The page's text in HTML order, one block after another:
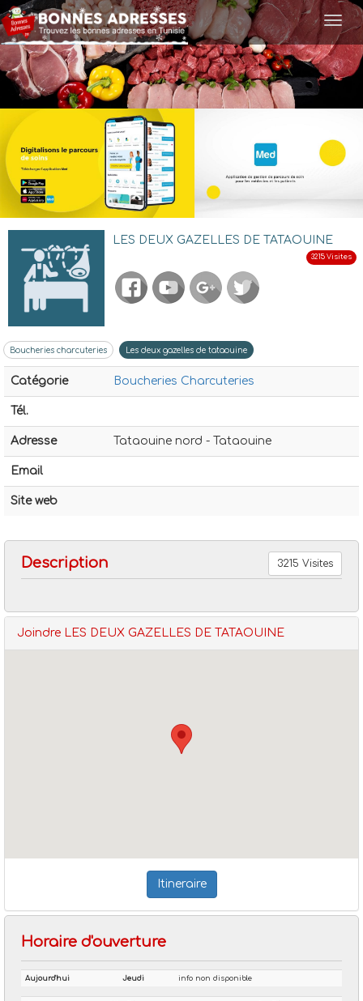
LES DEUX GAZELLES DE TATAOUINE
Boucheries charcuteries
Catégorie Boucheries Charcuteries
Tél.
Adresse Tataouine nord - Tataouine
Email
Site web
Description 3215 Visites
Joindre LES DEUX GAZELLES DE TATAOUINE
Itineraire
Horaire d'ouverture